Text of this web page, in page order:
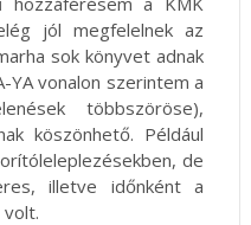
jól megfelelnek az
sok könyvet adnak
YA vonalon szerintem a
többszöröse),
köszönhető. Például
de
illetve időnként a
volt.